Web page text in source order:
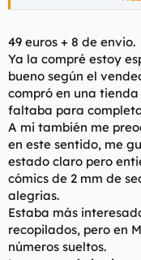
Un saludo.
P.D. Lo que sí puedes
barata "de golpe" que
porque a estas alturas
busqueda,
49 euros + 8 de envio.
Ya la compré estoy
bueno según el
compró en una
faltaba para
A mi también me
en este sentido, me
estado claro pero
cómics de 2 mm de
alegrias.
Estaba más
recopilados, pero en
números sueltos.